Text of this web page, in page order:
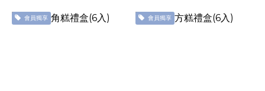
會員獨享 會員獨享